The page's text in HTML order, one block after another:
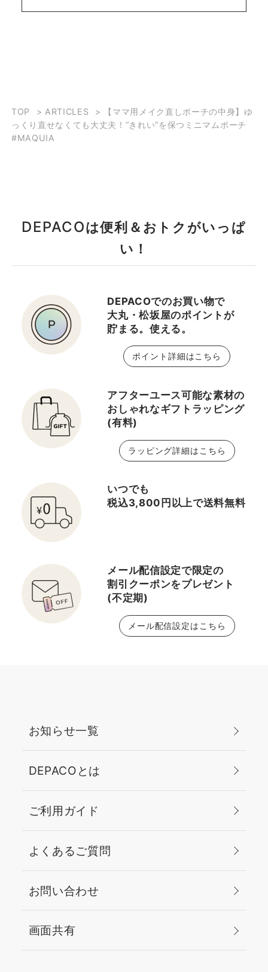
TOP > ARTICLES >
【ママ用メイク直しポーチの中身】ゆ
っくり直せなくても大丈夫！“きれい”を保つミニマムポーチ
#MAQUIA
DEPACOは便利＆おトクがいっぱ
い！
DEPACOでのお買い物で
大丸・松坂屋のポイントが
貯まる。使える。
ポイント詳細はこちら
アフターユース可能な素材の
おしゃれなギフトラッピング
(有料)
ラッピング詳細はこちら
いつでも
税込3,800円以上で送料無料
メール配信設定で限定の
割引クーポンをプレゼント
(不定期)
メール配信設定はこちら
お知らせ一覧
DEPACOとは
ご利用ガイド
よくあるご質問
お問い合わせ
画面共有